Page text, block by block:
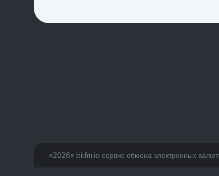
«2026» bitfm.io сервис обмена электронных валют